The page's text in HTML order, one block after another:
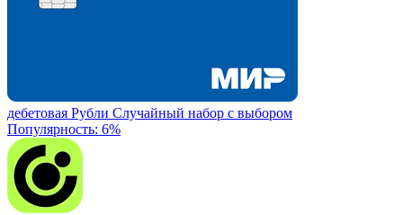
дебетовая Рубли Случайный набор с выбором
Популярность: 6%